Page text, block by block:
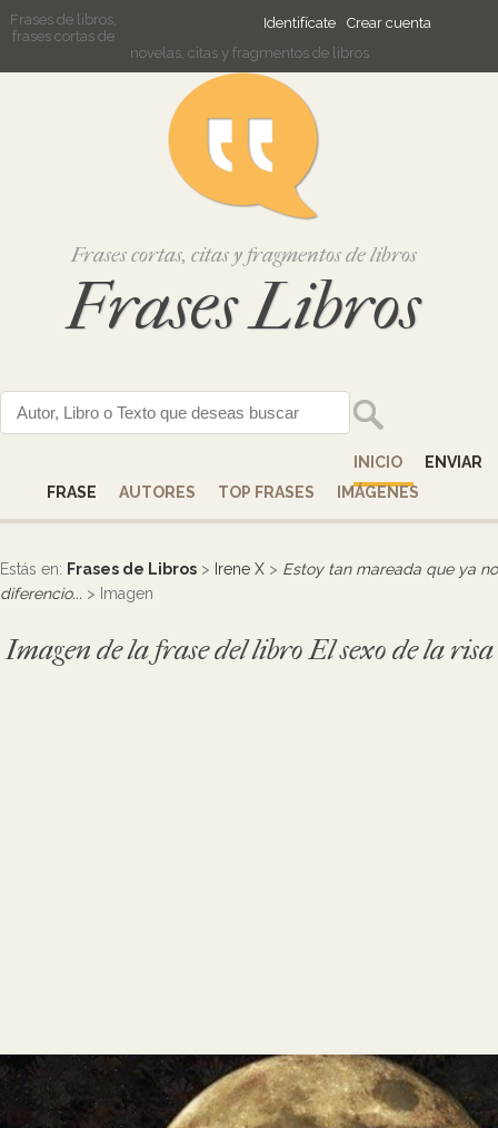
Identifícate Crear cuenta
Frases de libros,
frases cortas de
novelas, citas y fragmentos de libros
Frases cortas, citas y fragmentos de libros
Frases Libros
INICIO
ENVIAR
FRASE
AUTORES TOP FRASES IMÁGENES
Estás en: Frases de Libros > Irene X > Estoy tan mareada que ya no
diferencio... > Imagen
Imagen de la frase del libro El sexo de la risa